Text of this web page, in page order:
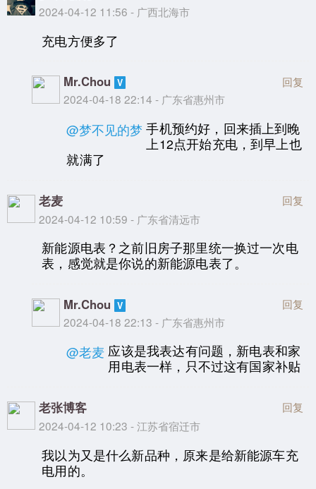
2024-04-12 11:56 - 广西北海市
充电方便多了
Mr.Chou
2024-04-18 22:14 - 广东省惠州市
回复
@梦不见的梦 手机预约好，回来插上到晚
上12点开始充电，到早上也
就满了
老麦
2024-04-12 10:59 - 广东省清远市
回复
新能源电表？之前旧房子那里统一换过一次电
表，感觉就是你说的新能源电表了。
Mr.Chou
2024-04-18 22:13 - 广东省惠州市
回复
@老麦 应该是我表达有问题，新电表和家
用电表一样，只不过这有国家补贴
老张博客
2024-04-12 10:23 - 江苏省宿迁市
回复
我以为又是什么新品种，原来是给新能源车充
电用的。